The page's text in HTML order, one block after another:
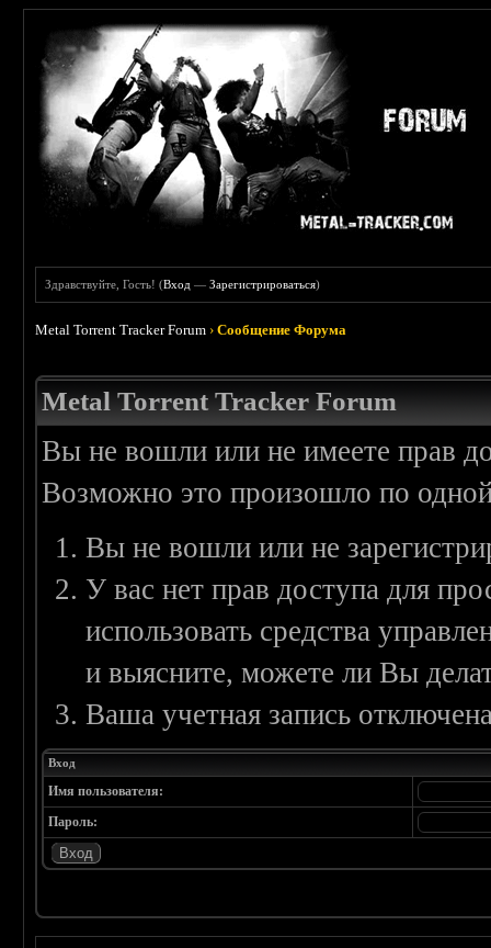
Здравствуйте, Гость! (Вход —Зарегистрироваться)
Metal Torrent Tracker Forum ›Сообщение Форума
Metal Torrent Tracker Forum
Вы не вошли или не имеете прав
Возможно это произошло по
Вы не вошли или не
У вас нет прав доступа для
использовать средства
и выясните, можете ли Вы
Ваша учетная запись
Вход
Имя пользователя:
Пароль: